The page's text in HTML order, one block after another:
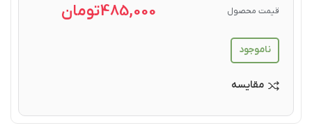
قیمت محصول 485,000تومان
ناموجود
مقایسه